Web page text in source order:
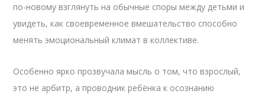
по-новому взглянуть на обычные споры между детьми и
увидеть, как своевременное вмешательство способно
менять эмоциональный климат в коллективе.
Особенно ярко прозвучала мысль о том, что взрослый,
это не арбитр, а проводник ребёнка к осознанию